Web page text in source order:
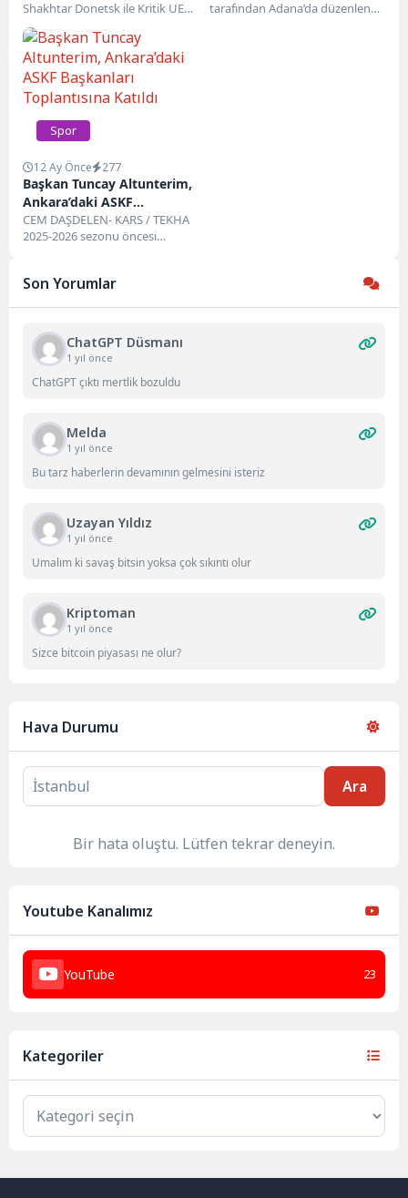
Shakhtar Donetsk ile Kritik UEFA
Avrupa Ligi...
tarafından Adana’da düzenlenen
Spor
12 Ay Önce 277
Başkan Tuncay Altunterim,
Ankara’daki ASKF
Başkanları Toplantısına
Katıldı
CEM DAŞDELEN- KARS / TEKHA
2025-2026 sezonu öncesi
Lisans...
Son Yorumlar
ChatGPT Düsmanı
1 yıl önce
ChatGPT çıktı mertlik bozuldu
Melda
1 yıl önce
Bu tarz haberlerin devamının gelmesini isteriz
Uzayan Yıldız
1 yıl önce
Umalım ki savaş bitsin yoksa çok sıkıntı olur
Kriptoman
1 yıl önce
Sizce bitcoin piyasası ne olur?
Hava Durumu
Ara
Bir hata oluştu. Lütfen tekrar deneyin.
Youtube Kanalımız
YouTube 23
Kategoriler